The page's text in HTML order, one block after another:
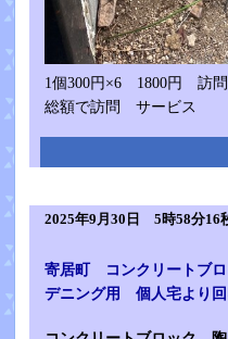
1個300円×6 1800円 訪問
総額で訪問 サービス
2025年9月30日 5時58分16
寄居町 コンクリートブ
デニング用 個人宅より回